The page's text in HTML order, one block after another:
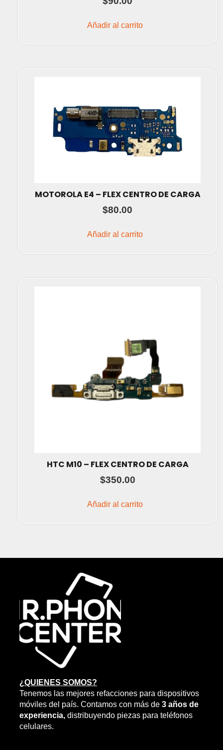
Añadir al carrito
MOTOROLA E4 – FLEX CENTRO DE CARGA
$80.00
Añadir al carrito
HTC M10 – FLEX CENTRO DE CARGA
$350.00
Añadir al carrito
¿QUIENES SOMOS?
Tenemos las mejores refacciones para dispositivos
móviles del país. Contamos con más de 3 años de
experiencia, distribuyendo piezas para teléfonos
celulares.